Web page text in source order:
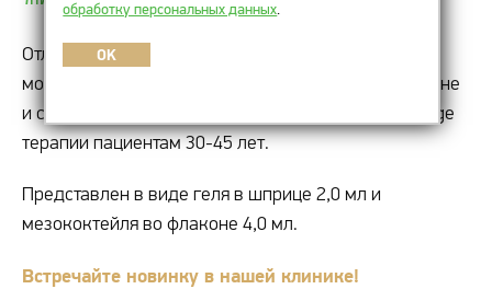
Отличное решение в борьбе с поверхностными
морщинами, нежелательной пигментацией, постакне
и сниженным тургором кожи. Подходит для anti-age
терапии пациентам 30-45 лет.
Представлен в виде геля в шприце 2,0 мл и
мезококтейля во флаконе 4,0 мл.
Встречайте новинку в нашей клинике!
обработку персональных данных
OK